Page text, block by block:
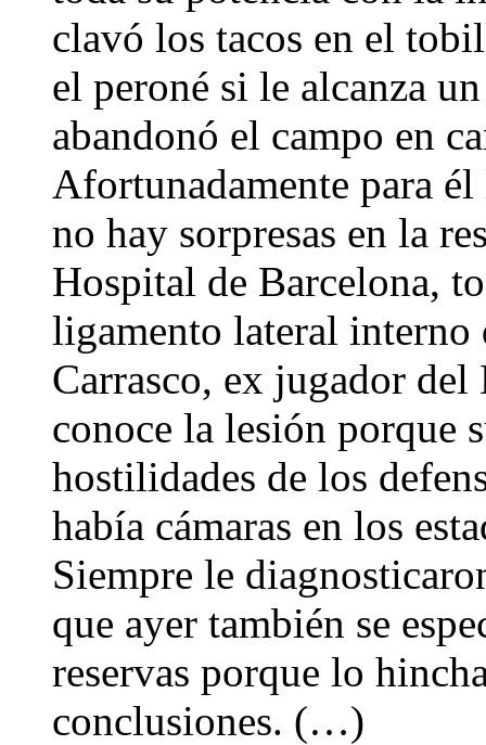
clavó los tacos en el
el peroné si le alcanza
abandonó el campo en
Afortunadamente para él
no hay sorpresas en la
Hospital de Barcelona,
ligamento lateral interno
Carrasco, ex jugador
conoce la lesión porque
hostilidades de los
había cámaras en los
Siempre le
que ayer también se
reservas porque lo
conclusiones. (…)